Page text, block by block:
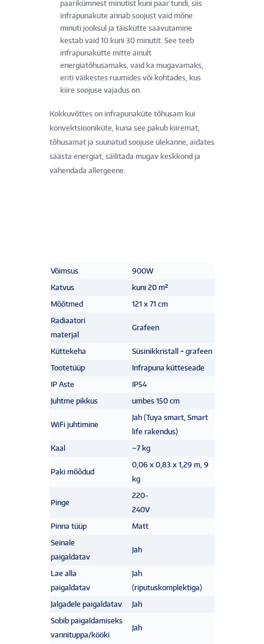
paarikümnest minutist kuni paar tundi, siis
infrapunaküte annab soojust vaid mõne
minuti jooksul ja täiskütte saavutamine
kestab vaid 10 kuni 30 minutit. See teeb
infrapunakütte mitte ainult
energiatõhusamaks, vaid ka mugavamaks,
eriti väikestes ruumides või kohtades, kus
kiire soojuse vajadus on.
Kokkuvõttes on infrapunaküte tõhusam kui
konvektsiooniküte, kuna see pakub kiiremat,
tõhusamat ja suunatud soojuse ülekanne, aidates
säästa energiat, säilitada mugav keskkond ja
vähendada allergeene.
Võimsus
900W
Katvus
kuni 20 m²
Mõõtmed
121 x 71 cm
Radiaatori
materjal
Grafeen
Küttekeha
Süsinikkristall + grafeen
Tootetüüp
Infrapuna kütteseade
IP Aste
IP54
Juhtme pikkus
umbes 150 cm
WiFi juhtimine
Jah (Tuya smart, Smart
life rakendus)
Kaal
~7 kg
Paki mõõdud
0,06 x 0,83 x 1,29 m, 9
kg
Pinge
220-
240V
Pinna tüüp
Matt
Seinale
paigaldatav
Jah
Lae alla
paigaldatav
Jah
(riputuskomplektiga)
Jalgadele paigaldatav
Jah
Sobib paigaldamiseks
vannituppa/kööki
Jah